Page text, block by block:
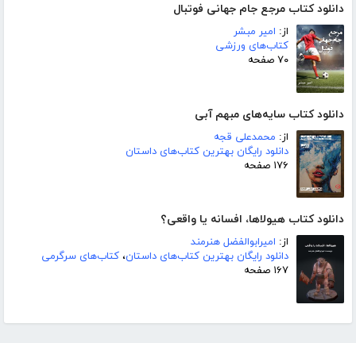
دانلود کتاب مرجع جام جهانی فوتبال
از: امیر مبشر
کتاب‌های ورزشی
۷۰ صفحه
دانلود کتاب سایه‌های مبهم آبی
از: محمدعلی قجه
دانلود رایگان بهترین کتاب‌های داستان
۱۷۶ صفحه
دانلود کتاب هیولاها، افسانه یا واقعی؟
از: امیرابوالفضل هنرمند
دانلود رایگان بهترین کتاب‌های داستان، کتاب‌های سرگرمی
۱۶۷ صفحه